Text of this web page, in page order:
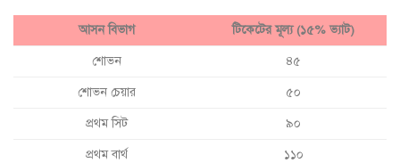
আসন বিভাগ টিকেটের মূল্য (১৫% ভ্যাট)
শোভন ৪৫
শোভন চেয়ার ৫০
প্রথম সিট ৯০
প্রথম বার্থ ১১০